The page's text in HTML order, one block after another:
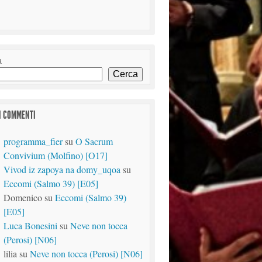
Cerca
programma_fiersuO Sacrum
Convivium (Molfino) [O17]
Vivod iz zapoya na domy_uqoa su
Eccomi (Salmo 39) [E05]
DomenicosuEccomi (Salmo 39)
[E05]
Luca Bonesini suNeve non tocca
(Perosi) [N06]
lilia suNeve non tocca (Perosi) [N06]